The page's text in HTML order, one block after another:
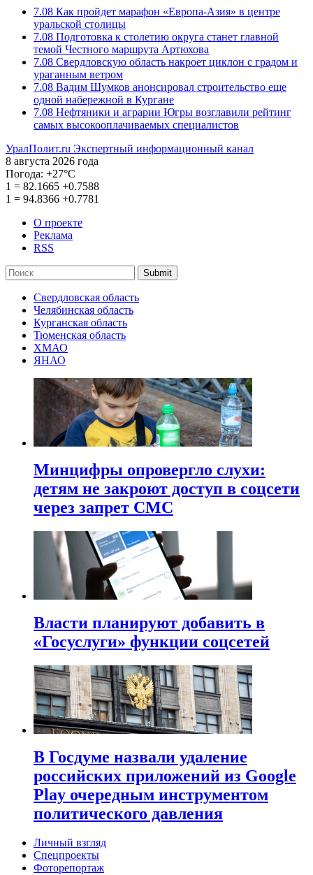
7.08 Как пройдет марафон «Европа-Азия» в центре
уральской столицы
7.08 Подготовка к столетию округа станет главной
темой Честного маршрута Артюхова
7.08 Свердловскую область накроет циклон с градом и
ураганным ветром
7.08 Вадим Шумков анонсировал строительство еще
одной набережной в Кургане
7.08 Нефтяники и аграрии Югры возглавили рейтинг
самых высокооплачиваемых специалистов
УралПолит.ru Экспертный информационный канал
8 августа 2026 года
Погода: +27°С
1 = 82.1665 +0.7588
1 = 94.8366 +0.7781
О проекте
Реклама
RSS
Submit
Свердловская область
Челябинская область
Курганская область
Тюменская область
ХМАО
ЯНАО
Минцифры опровергло слухи:
детям не закроют доступ в соцсети
через запрет СМС
Власти планируют добавить в
«Госуслуги» функции соцсетей
В Госдуме назвали удаление
российских приложений из Google
Play очередным инструментом
политического давления
Личный взгляд
Спецпроекты
Фоторепортаж